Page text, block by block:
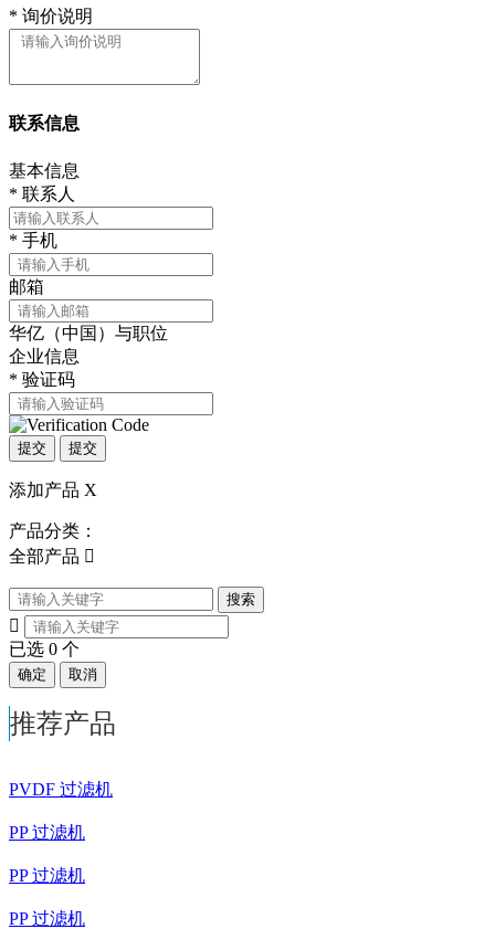
* 询价说明
联系信息
基本信息
* 联系人
* 手机
邮箱
华亿（中国）与职位
企业信息
* 验证码
提交 提交
添加产品 X
产品分类：
全部产品 
搜索

已选 0 个
确定 取消
推荐产品
PVDF 过滤机
PP 过滤机
PP 过滤机
PP 过滤机